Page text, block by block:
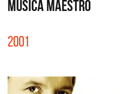
MÚSICA MAESTRO
2001